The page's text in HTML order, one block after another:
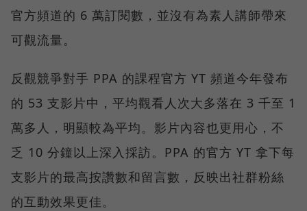
官方頻道的 6 萬訂閱數，並沒有為素人講師帶來
可觀流量。
反觀競爭對手 PPA 的課程官方 YT 頻道今年發布
的 53 支影片中，平均觀看人次大多落在 3 千至 1
萬多人，明顯較為平均。影片內容也更用心，不
乏 10 分鐘以上深入採訪。PPA 的官方 YT 拿下每
支影片的最高按讚數和留言數，反映出社群粉絲
的互動效果更佳。